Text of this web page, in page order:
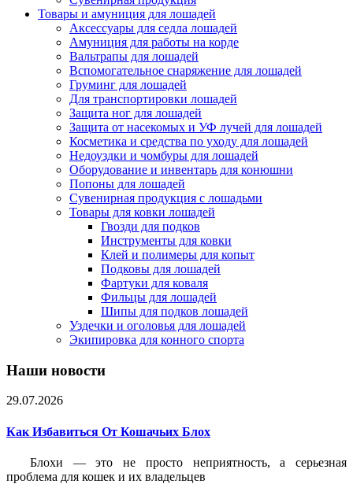
Товары и амуниция для лошадей
Аксессуары для седла лошадей
Амуниция для работы на корде
Вальтрапы для лошадей
Вспомогательное снаряжение для лошадей
Груминг для лошадей
Для транспортировки лошадей
Защита ног для лошадей
Защита от насекомых и УФ лучей для лошадей
Косметика и средства по уходу для лошадей
Недоуздки и чомбуры для лошадей
Оборудование и инвентарь для конюшни
Попоны для лошадей
Сувенирная продукция с лошадьми
Товары для ковки лошадей
Гвозди для подков
Инструменты для ковки
Клей и полимеры для копыт
Подковы для лошадей
Фартуки для коваля
Фильцы для лошадей
Шипы для подков лошадей
Уздечки и оголовья для лошадей
Экипировка для конного спорта
Наши новости
29.07.2026
Как Избавиться От Кошачьих Блох
Блохи — это не просто неприятность, а серьезная
проблема для кошек и их владельцев